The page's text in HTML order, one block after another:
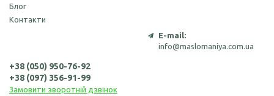
Блог
Контакти
E-mail:
info@maslomaniya.com.ua
+38 (050) 950-76-92
+38 (097) 356-91-99
Замовити зворотній дзвінок